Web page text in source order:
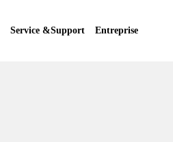
Service &Support Entreprise